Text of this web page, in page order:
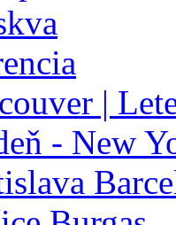
|
- New